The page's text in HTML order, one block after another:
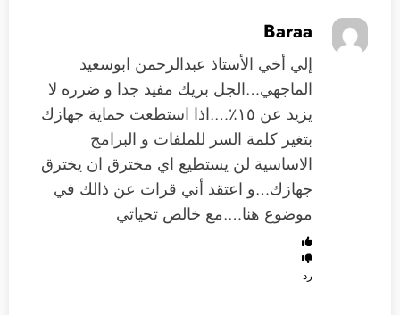
Baraa
إلي أخي الأستاذ عبدالرحمن ابوسعيد
الماجهي…الجل بريك مفيد جدا و ضرره لا
يزيد عن ١٥٪….اذا استطعت حماية جهازك
بتغير كلمة السر للملفات و البرامج
الاساسية لن يستطيع اي مخترق ان يخترق
جهازك…و اعتقد أني قرات عن ذالك في
موضوع هنا….مع خالص تحياتي
رد